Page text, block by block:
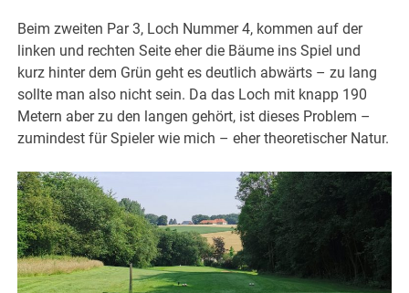
Beim zweiten Par 3, Loch Nummer 4, kommen auf der
linken und rechten Seite eher die Bäume ins Spiel und
kurz hinter dem Grün geht es deutlich abwärts – zu lang
sollte man also nicht sein. Da das Loch mit knapp 190
Metern aber zu den langen gehört, ist dieses Problem –
zumindest für Spieler wie mich – eher theoretischer Natur.